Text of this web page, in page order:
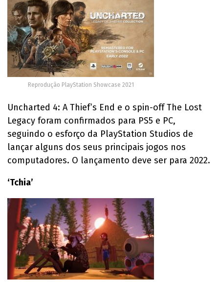
Reprodução PlayStation Showcase 2021
Uncharted 4: A Thief’s End e o spin-off The Lost
Legacy foram confirmados para PS5 e PC,
seguindo o esforço da PlayStation Studios de
lançar alguns dos seus principais jogos nos
computadores. O lançamento deve ser para 2022.
‘Tchia’